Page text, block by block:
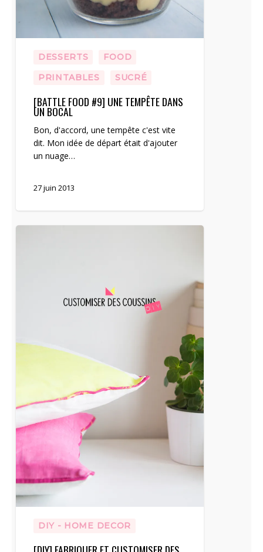
DESSERTS
FOOD
PRINTABLES
SUCRÉ
[BATTLE FOOD #9] UNE TEMPÊTE DANS
UN BOCAL
Bon, d'accord, une tempête c'est vite
dit. Mon idée de départ était d'ajouter
un nuage…
27 juin 2013
DIY - HOME DECOR